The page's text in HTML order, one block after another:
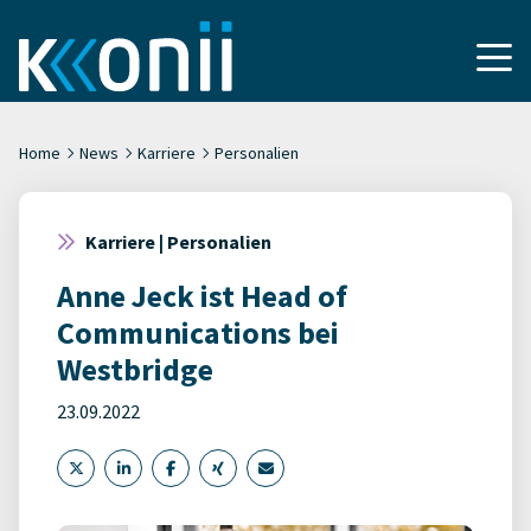
Home News Karriere Personalien
Karriere | Personalien
Anne Jeck ist Head of
Communications bei
Westbridge
23.09.2022